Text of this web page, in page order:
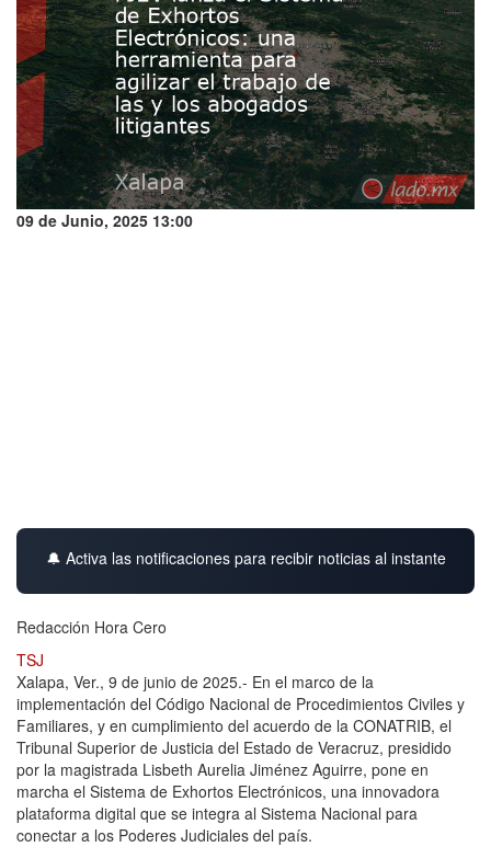
09 de Junio, 2025 13:00
🔔 Activa las notificaciones para recibir noticias al instante
Redacción Hora Cero
TSJ
Xalapa, Ver., 9 de junio de 2025.- En el marco de la
implementación del Código Nacional de Procedimientos Civiles y
Familiares, y en cumplimiento del acuerdo de la CONATRIB, el
Tribunal Superior de Justicia del Estado de Veracruz, presidido
por la magistrada Lisbeth Aurelia Jiménez Aguirre, pone en
marcha el Sistema de Exhortos Electrónicos, una innovadora
plataforma digital que se integra al Sistema Nacional para
conectar a los Poderes Judiciales del país.